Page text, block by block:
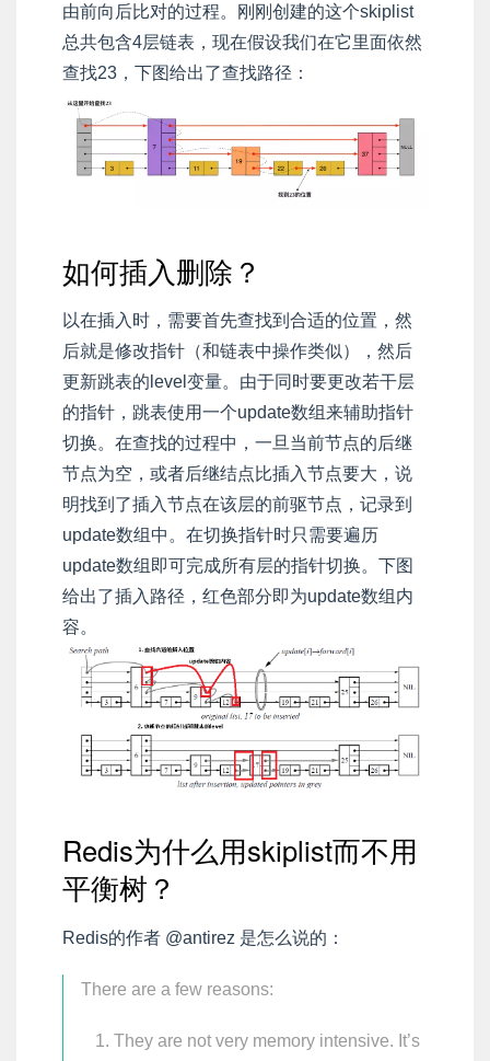
由前向后比对的过程。刚刚创建的这个skiplist
总共包含4层链表，现在假设我们在它里面依然
查找23，下图给出了查找路径：
如何插入删除？
以在插入时，需要首先查找到合适的位置，然
后就是修改指针（和链表中操作类似），然后
更新跳表的level变量。由于同时要更改若干层
的指针，跳表使用一个update数组来辅助指针
切换。在查找的过程中，一旦当前节点的后继
节点为空，或者后继结点比插入节点要大，说
明找到了插入节点在该层的前驱节点，记录到
update数组中。在切换指针时只需要遍历
update数组即可完成所有层的指针切换。下图
给出了插入路径，红色部分即为update数组内
容。
Redis为什么用skiplist而不用
平衡树？
Redis的作者 @antirez 是怎么说的：
There are a few reasons:
They are not very memory intensive. It’s